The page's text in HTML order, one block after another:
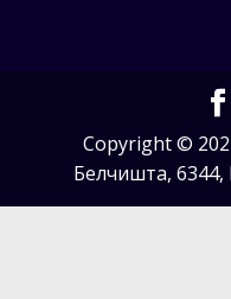
Copyright ©
Белчишта,